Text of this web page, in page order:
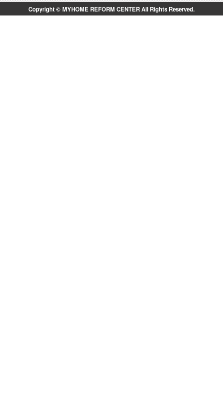
Copyright © MYHOME REFORM CENTER All Rights Reserved.